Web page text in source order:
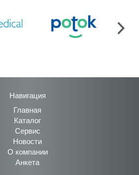
Навигация
Главная
Каталог
Сервис
Новости
О компании
Анкета